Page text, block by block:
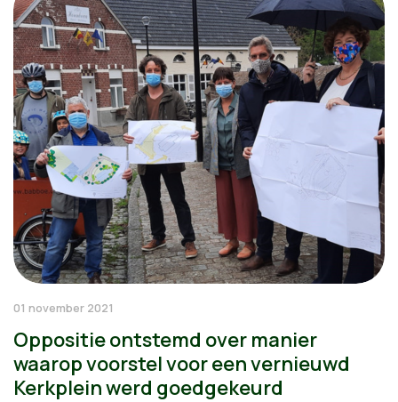
01 november 2021
Oppositie ontstemd over manier
waarop voorstel voor een vernieuwd
Kerkplein werd goedgekeurd